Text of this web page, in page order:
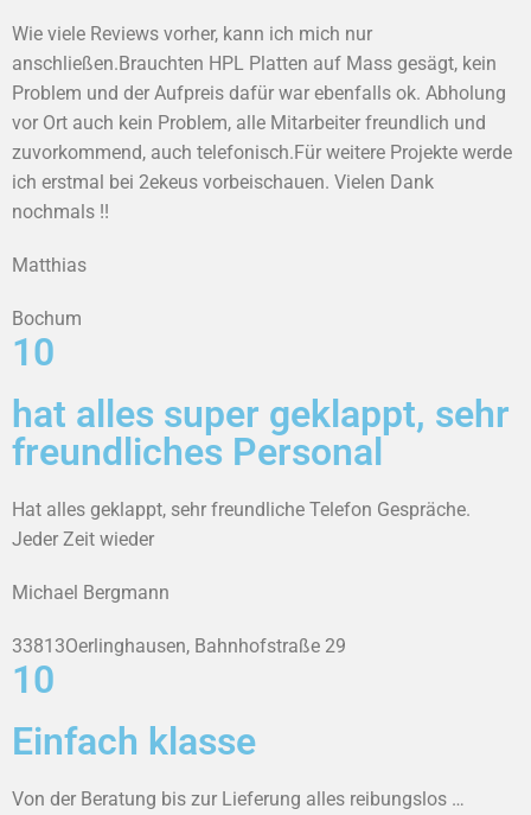
Wie viele Reviews vorher, kann ich mich nur
anschließen.Brauchten HPL Platten auf Mass gesägt, kein
Problem und der Aufpreis dafür war ebenfalls ok. Abholung
vor Ort auch kein Problem, alle Mitarbeiter freundlich und
zuvorkommend, auch telefonisch.Für weitere Projekte werde
ich erstmal bei 2ekeus vorbeischauen. Vielen Dank
nochmals !!
Matthias
Bochum
10
hat alles super geklappt, sehr
freundliches Personal
Hat alles geklappt, sehr freundliche Telefon Gespräche.
Jeder Zeit wieder
Michael Bergmann
33813Oerlinghausen, Bahnhofstraße 29
10
Einfach klasse
Von der Beratung bis zur Lieferung alles reibungslos …